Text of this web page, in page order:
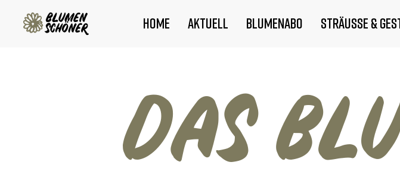
Home Aktuell Blumenabo Sträuße &
DAS